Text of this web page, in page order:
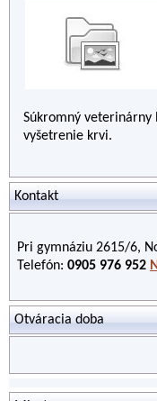
Súkromný veterinárny
vyšetrenie krvi.
Kontakt
Pri gymnáziu 2615/6,
Telefón: 0905 976 952
Otváracia doba